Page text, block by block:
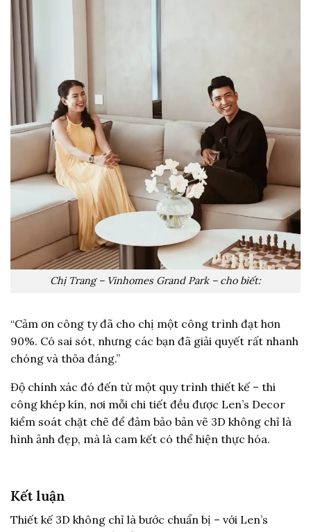
Chị Trang – Vinhomes Grand Park – cho biết:
“Cảm ơn công ty đã cho chị một công trình đạt hơn
90%. Có sai sót, nhưng các bạn đã giải quyết rất nhanh
chóng và thỏa đáng.”
Độ chính xác đó đến từ một quy trình thiết kế – thi
công khép kín, nơi mỗi chi tiết đều được Len’s Decor
kiểm soát chặt chẽ để đảm bảo bản vẽ 3D không chỉ là
hình ảnh đẹp, mà là cam kết có thể hiện thực hóa.
Kết luận
Thiết kế 3D không chỉ là bước chuẩn bị – với Len’s